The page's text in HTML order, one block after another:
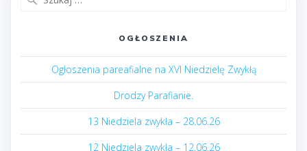
OGŁOSZENIA
Ogłoszenia pareafialne na XVI Niedzielę Zwykłą
Drodzy Parafianie.
13 Niedziela zwykła – 28.06.26
12 Niedziela zwykła – 12.06.26